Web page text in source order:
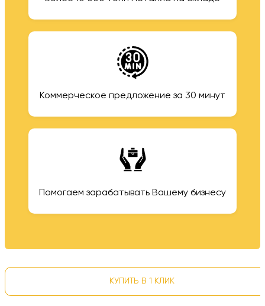
Коммерческое предложение за 30 минут
Помогаем зарабатывать Вашему бизнесу
КУПИТЬ В 1 КЛИК